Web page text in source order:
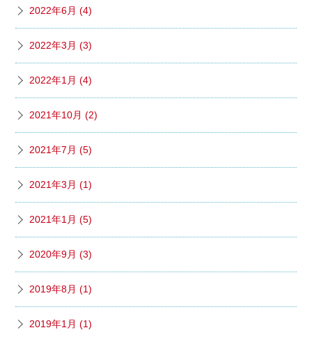
2022年6月 (4)
2022年3月 (3)
2022年1月 (4)
2021年10月 (2)
2021年7月 (5)
2021年3月 (1)
2021年1月 (5)
2020年9月 (3)
2019年8月 (1)
2019年1月 (1)